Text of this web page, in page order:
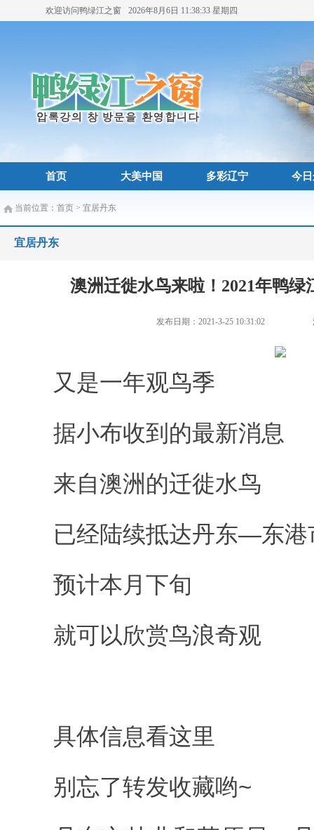
欢迎访问鸭绿江之窗 2026年8月6日 11:38:34 星期四
首页 大美中国 多彩辽宁 今
当前位置： 首页 > 宜居丹东
宜居丹东
澳洲迁徙水鸟来啦！2021年鸭
发布日期：2021-3-25 10:31:02
又是一年观鸟季
据小布收到的最新消息
来自澳洲的迁徙水鸟
已经陆续抵达丹东—东港
预计本月下旬
就可以欣赏鸟浪奇观
具体信息看这里
别忘了转发收藏哟~